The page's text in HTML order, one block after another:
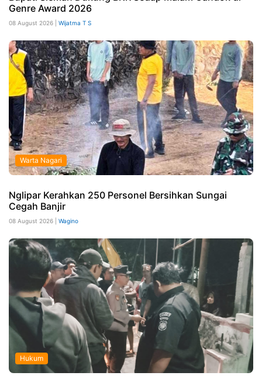
Genre Award 2026
08 August 2026 | Wijatma T S
Warta Nagari
Nglipar Kerahkan 250 Personel Bersihkan Sungai
Cegah Banjir
08 August 2026 | Wagino
Hukum